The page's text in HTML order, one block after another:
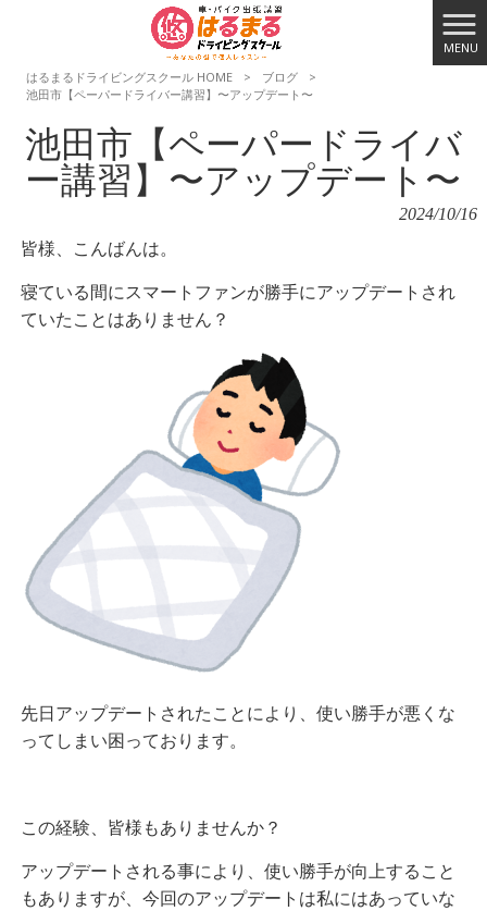
MENU
はるまるドライビングスクール HOME
> ブログ
>
池田市【ペーパードライバー講習】〜アップデート〜
池田市【ペーパードライバ
ー講習】〜アップデート〜
2024/10/16
皆様、こんばんは。
寝ている間にスマートファンが勝手にアップデートされ
ていたことはありません？
先日アップデートされたことにより、使い勝手が悪くな
ってしまい困っております。
この経験、皆様もありませんか？
アップデートされる事により、使い勝手が向上すること
もありますが、今回のアップデートは私にはあっていな